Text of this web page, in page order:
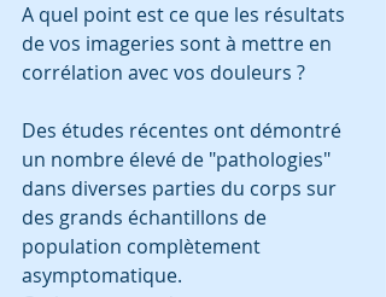
A quel point est ce que les résultats
de vos imageries sont à mettre en
corrélation avec vos douleurs ?
Des études récentes ont démontré
un nombre élevé de "pathologies"
dans diverses parties du corps sur
des grands échantillons de
population complètement
asymptomatique.